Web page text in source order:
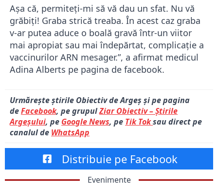
Așa că, permiteți-mi să vă dau un sfat. Nu vă
grăbiți! Graba strică treaba. În acest caz graba
v-ar putea aduce o boală gravă într-un viitor
mai apropiat sau mai îndepărtat, complicație a
vaccinurilor ARN mesager.”, a afirmat medicul
Adina Alberts pe pagina de facebook.
Urmărește știrile Obiectiv de Argeș și pe pagina
deFacebook, pe grupulZiar Obiectiv – Știrile
Argeșului, pe Google News, pe Tik Toksau direct pe
canalul de WhatsApp
Distribuie pe Facebook
Evenimente